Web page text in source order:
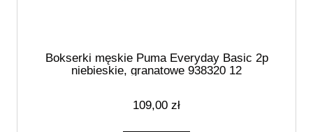
Bokserki męskie Puma Everyday Basic 2p
niebieskie, granatowe 938320 12
109,00 zł